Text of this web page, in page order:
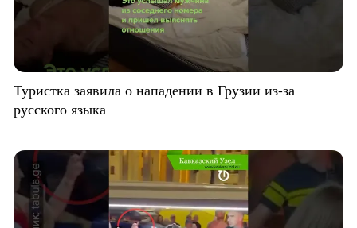
Туристка заявила о нападении в Грузии из-за
русского языка